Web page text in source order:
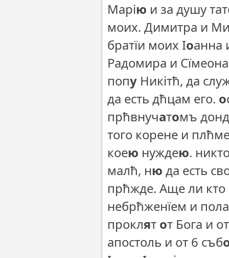
Марію и за душу
моих. Димитра и
братїи моих Іоанна
Радомира и
попу Никітħ, да
да есть дħцам его. о
прħвнучатомъ
того корене и
коею нуждею.
малħ, ню да есть
прħжде. Аще ли кто
небрħженїем и
проклят от Бога и
апостоль и от 6 съб